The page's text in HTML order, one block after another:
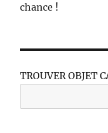
chance !
TROUVER OBJET